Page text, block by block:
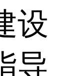
设
导